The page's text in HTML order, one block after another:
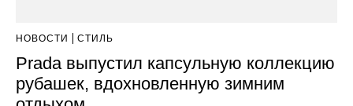
НОВОСТИ СТИЛЬ
Prada выпустил капсульную коллекцию
рубашек, вдохновленную зимним